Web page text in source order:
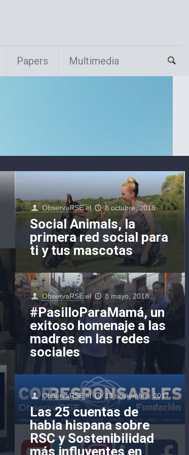
Papers Multimedia
ObservaRSE el 8 octubre, 2018
Social Animals, la
primera red social para
ti y tus mascotas
ObservaRSE el 8 mayo, 2018
#PasilloParaMamá, un
exitoso homenaje a las
madres en las redes
sociales
ObservaRSE el 13 noviembre, 2017
Las 25 cuentas de
habla hispana sobre
RSC y Sostenibilidad
más influyentes en